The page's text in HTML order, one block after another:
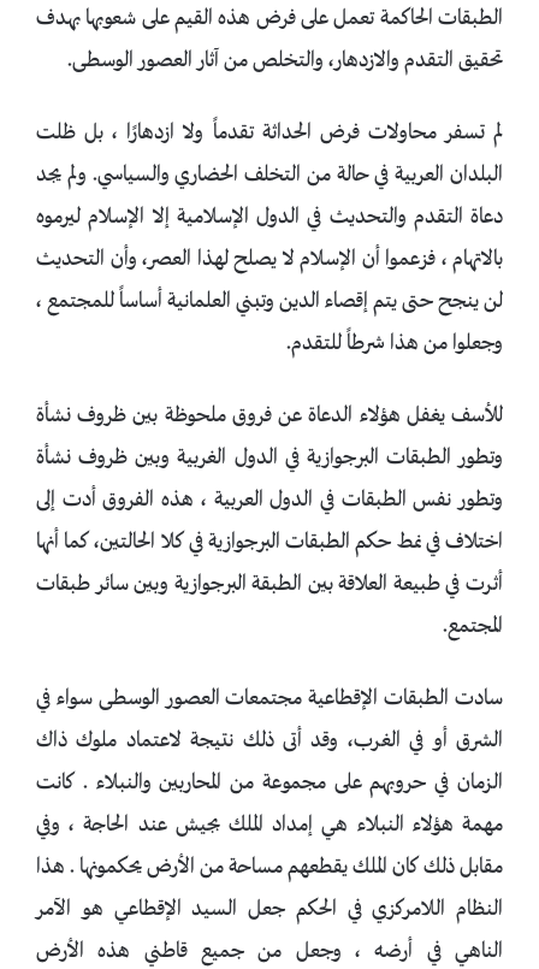
الطبقات الحاكمة تعمل على فرض هذه القيم على شعوبها بهدف
تحقيق التقدم والازدهار، والتخلص من آثار العصور الوسطى.
لم تسفر محاولات فرض الحداثة تقدماً ولا ازدهارًا ، بل ظلت
البلدان العربية في حالة من التخلف الحضاري والسياسي. ولم يجد
دعاة التقدم والتحديث في الدول الإسلامية إلا الإسلام ليرموه
بالاتهام ، فزعموا أن الإسلام لا يصلح لهذا العصر، وأن التحديث
لن ينجح حتى يتم إقصاء الدين وتبني العلمانية أساساً للمجتمع ،
وجعلوا من هذا شرطاً للتقدم.
للأسف يغفل هؤلاء الدعاة عن فروق ملحوظة بين ظروف نشأة
وتطور الطبقات البرجوازية في الدول الغربية وبين ظروف نشأة
وتطور نفس الطبقات في الدول العربية ، هذه الفروق أدت إلى
اختلاف في نمط حكم الطبقات البرجوازية في كلا الحالتين، كما أنها
أثرت في طبيعة العلاقة بين الطبقة البرجوازية وبين سائر طبقات
المجتمع.
سادت الطبقات الإقطاعية مجتمعات العصور الوسطى سواء في
الشرق أو في الغرب، وقد أتى ذلك نتيجة لاعتماد ملوك ذاك
الزمان في حروبهم على مجموعة من المحاربين والنبلاء . كانت
مهمة هؤلاء النبلاء هي إمداد الملك بجيش عند الحاجة ، وفي
مقابل ذلك كان الملك يقطعهم مساحة من الأرض يحكمونها . هذا
النظام اللامركزي في الحكم جعل السيد الإقطاعي هو الآمر
الناهي في أرضه ، وجعل من جميع قاطني هذه الأرض